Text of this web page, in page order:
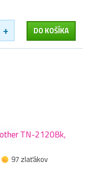
+ DO KOŠÍKA
TN-2120Bk,
97 zlaťákov